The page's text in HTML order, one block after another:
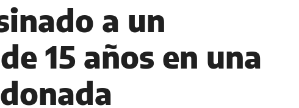
a un
15 años en una